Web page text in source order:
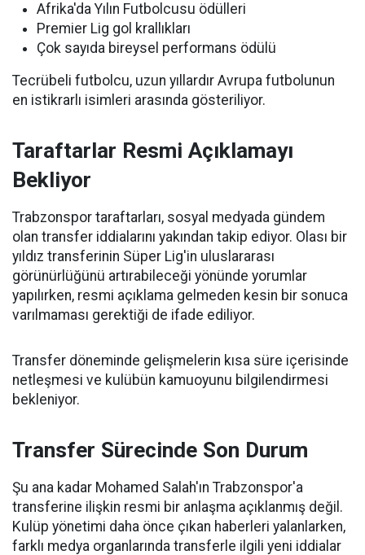
Afrika'da Yılın Futbolcusu ödülleri
Premier Lig gol krallıkları
Çok sayıda bireysel performans ödülü
Tecrübeli futbolcu, uzun yıllardır Avrupa futbolunun
en istikrarlı isimleri arasında gösteriliyor.
Taraftarlar Resmi Açıklamayı
Bekliyor
Trabzonspor taraftarları, sosyal medyada gündem
olan transfer iddialarını yakından takip ediyor. Olası bir
yıldız transferinin Süper Lig'in uluslararası
görünürlüğünü artırabileceği yönünde yorumlar
yapılırken, resmi açıklama gelmeden kesin bir sonuca
varılmaması gerektiği de ifade ediliyor.
Transfer döneminde gelişmelerin kısa süre içerisinde
netleşmesi ve kulübün kamuoyunu bilgilendirmesi
bekleniyor.
Transfer Sürecinde Son Durum
Şu ana kadar Mohamed Salah'ın Trabzonspor'a
transferine ilişkin resmi bir anlaşma açıklanmış değil.
Kulüp yönetimi daha önce çıkan haberleri yalanlarken,
farklı medya organlarında transferle ilgili yeni iddialar